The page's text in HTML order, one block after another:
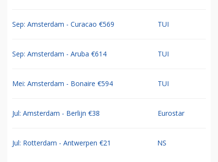
Sep: Amsterdam - Curacao €569 TUI
Sep: Amsterdam - Aruba €614 TUI
Mei: Amsterdam - Bonaire €594 TUI
Jul: Amsterdam - Berlijn €38 Eurostar
Jul: Rotterdam - Antwerpen €21 NS